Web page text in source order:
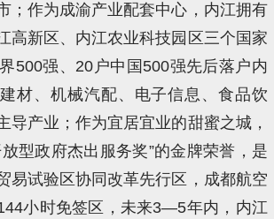
；作为成渝产业配套中心，内江拥有
高新区、内江农业科技园区三个国家
500强、20户中国500强先后落户内
材、机械汽配、电子信息、食品饮
导产业；作为宜居宜业的甜蜜之城，
型政府杰出服务奖”的金牌荣誉，是
易试验区协同改革先行区，成都航空
小时免签区，未来3—5年内，内江